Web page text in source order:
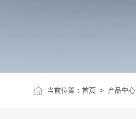
当前位置：首页 > 产品中心